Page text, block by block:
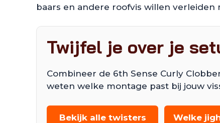
baars en andere roofvis willen
Twijfel je over je
Combineer de 6th Sense Curly
weten welke montage past bij jouw
Bekijk alle twisters Welke